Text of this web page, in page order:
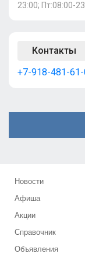
23:00; Пт:08:00-
Контакты
+7-918-481-
Новости
Афиша
Акции
Справочник
Объявления